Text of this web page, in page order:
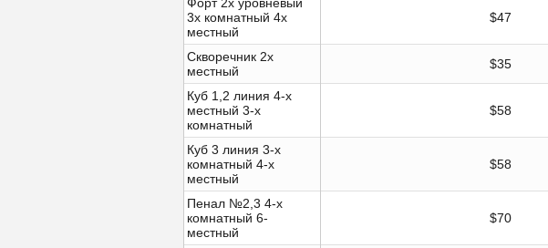
3х комнатный 4х
местный
$47
Скворечник 2х
местный
$35
Куб 1,2 линия 4-х
местный 3-х
комнатный
$58
Куб 3 линия 3-х
комнатный 4-х
местный
$58
Пенал №2,3 4-х
комнатный 6-
местный
$70